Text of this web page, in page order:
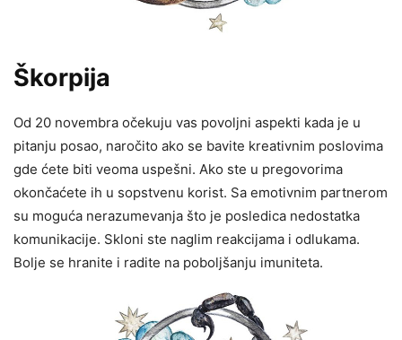
Škorpija
Od 20 novembra očekuju vas povoljni aspekti kada je u
pitanju posao, naročito ako se bavite kreativnim poslovima
gde ćete biti veoma uspešni. Ako ste u pregovorima
okončaćete ih u sopstvenu korist. Sa emotivnim partnerom
su moguća nerazumevanja što je posledica nedostatka
komunikacije. Skloni ste naglim reakcijama i odlukama.
Bolje se hranite i radite na poboljšanju imuniteta.